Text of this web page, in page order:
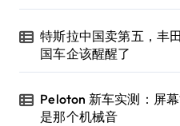
特斯拉中国卖第五，丰
国车企该醒醒了
Peloton 新车实测：屏
是那个机械音